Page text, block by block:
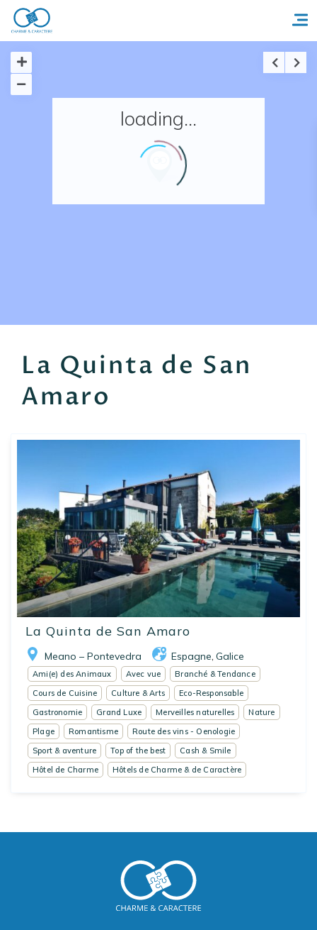
Accueil
Nos adresses en France
loading...
La Quinta de San
Amaro
La Quinta de San Amaro
Meano – Pontevedra Espagne Galice
Ami(e) des Animaux Avec vue
Branché & Tendance
Cours de Cuisine
Culture & Arts
Eco-Responsable
Gastronomie
Grand Luxe Merveilles naturelles
Nature
Plage
Romantisme
Route des vins - Oenologie
Sport & aventure
Top of the best
Cash & Smile
Hôtel de Charme
Hôtels de Charme & de Caractère